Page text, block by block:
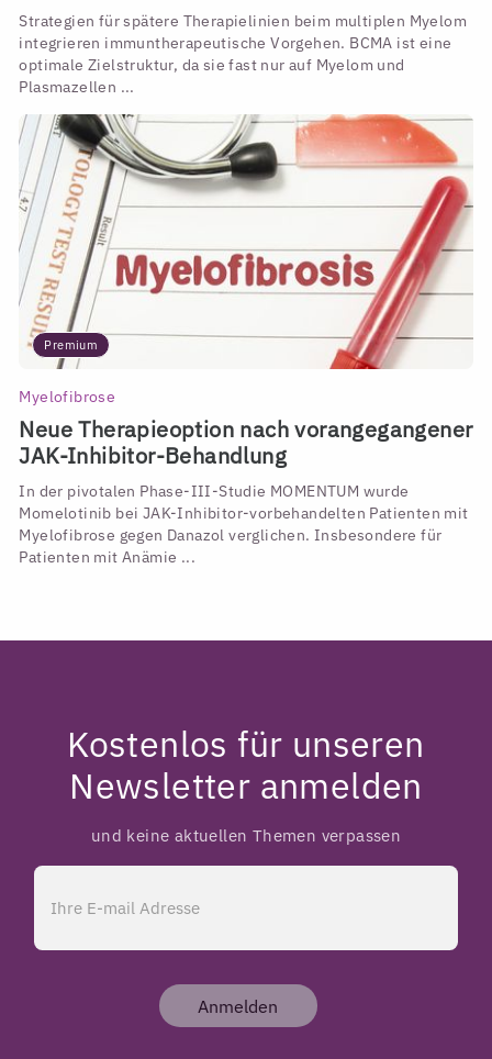
Strategien für spätere Therapielinien beim multiplen Myelom
integrieren immuntherapeutische Vorgehen. BCMA ist eine
optimale Zielstruktur, da sie fast nur auf Myelom und
Plasmazellen ...
Premium
Myelofibrose
Neue Therapieoption nach vorangegangener
JAK-Inhibitor-Behandlung
In der pivotalen Phase-III-Studie MOMENTUM wurde
Momelotinib bei JAK-Inhibitor-vorbehandelten Patienten mit
Myelofibrose gegen Danazol verglichen. Insbesondere für
Patienten mit Anämie ...
Kostenlos für unseren
Newsletter anmelden
und keine aktuellen Themen verpassen
Anmelden